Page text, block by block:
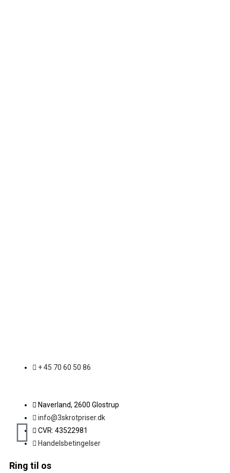
+ 45 70 60 50 86
Naverland, 2600 Glostrup
info@3skrotpriser.dk
CVR: 43522981
Handelsbetingelser
Ring til os